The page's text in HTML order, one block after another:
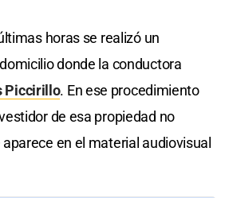
horas se realizó un
donde la conductora
Piccirillo. En ese procedimiento
de esa propiedad no
en el material audiovisual